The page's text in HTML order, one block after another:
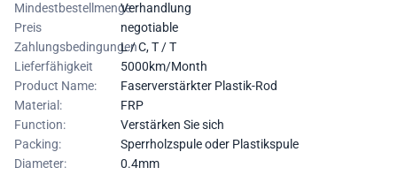
MindestbestellmengeVerhandlung
Preis
negotiable
ZahlungsbedingungenL / C, T / T
Lieferfähigkeit
5000km/Month
Product Name:
Faserverstärkter Plastik-Rod
Material:
FRP
Function:
Verstärken Sie sich
Packing:
Sperrholzspule oder Plastikspule
Diameter:
0.4mm